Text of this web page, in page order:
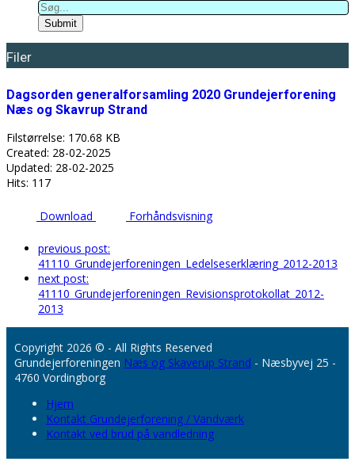
Submit
Filer
Dagsorden generalforsamling 2020 Grundejerforening
Næs og Skavrup Strand
Filstørrelse: 170.68 KB
Created: 28-02-2025
Updated: 28-02-2025
Hits: 117
Download Forhåndsvisning
previous post:
41110_Grundejerforeningen_Ledelseserklæring_2012-2013
next post:
41110_Grundejerforeningen_Revisionsprotokollat_2012-
2013
Copyright 2026 © - All Rights Reserved
Grundejerforeningen Næs og Skaverup Strand - Næsbyvej 25 -
4760 Vordingborg
Hjem
Kontakt Grundejerforening / Vandværk
Kontakt ved brud på vandledning